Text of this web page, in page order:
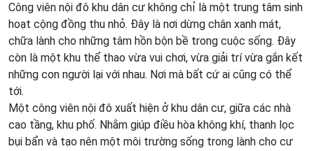
Công viên nội đô khu dân cư không chỉ là một trung tâm sinh
hoạt cộng đồng thu nhỏ. Đây là nơi dừng chân xanh mát,
chữa lành cho những tâm hồn bộn bề trong cuộc sống. Đây
còn là một khu thể thao vừa vui chơi, vừa giải trí vừa gắn kết
những con người lại với nhau. Nơi mà bất cứ ai cũng có thể
tới.
Một công viên nội đô xuất hiện ở khu dân cư, giữa các nhà
cao tầng, khu phố. Nhằm giúp điều hòa không khí, thanh lọc
bụi bẩn và tạo nên một môi trường sống trong lành cho cư